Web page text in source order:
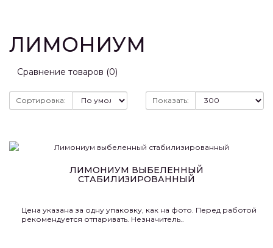
ЛИМОНИУМ
Сравнение товаров (0)
Сортировка: Показать:
ЛИМОНИУМ ВЫБЕЛЕННЫЙ
СТАБИЛИЗИРОВАННЫЙ
Цена указана за одну упаковку, как на фото. Перед работой
рекомендуется отпаривать. Незначитель..